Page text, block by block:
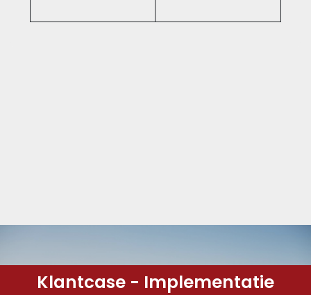
Klantcase - Implementatie